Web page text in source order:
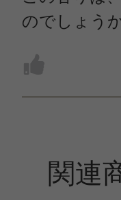
のでしょう
関連